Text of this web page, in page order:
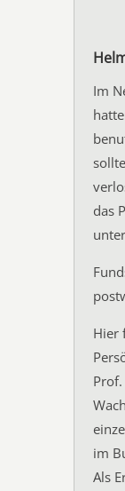
Im
das
Hier
im
Als